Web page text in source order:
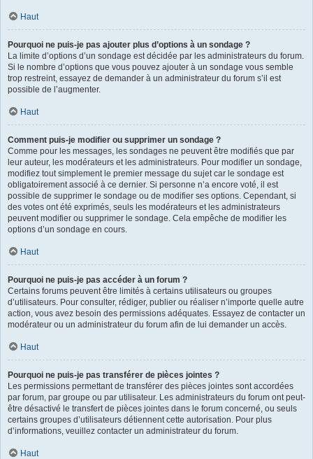
Haut
Pourquoi ne puis-je pas ajouter plus d’options à un sondage ?
La limite d’options d’un sondage est décidée par les administrateurs du forum.
Si le nombre d’options que vous pouvez ajouter à un sondage vous semble
trop restreint, essayez de demander à un administrateur du forum s’il est
possible de l’augmenter.
Haut
Comment puis-je modifier ou supprimer un sondage ?
Comme pour les messages, les sondages ne peuvent être modifiés que par
leur auteur, les modérateurs et les administrateurs. Pour modifier un sondage,
modifiez tout simplement le premier message du sujet car le sondage est
obligatoirement associé à ce dernier. Si personne n’a encore voté, il est
possible de supprimer le sondage ou de modifier ses options. Cependant, si
des votes ont été exprimés, seuls les modérateurs et les administrateurs
peuvent modifier ou supprimer le sondage. Cela empêche de modifier les
options d’un sondage en cours.
Haut
Pourquoi ne puis-je pas accéder à un forum ?
Certains forums peuvent être limités à certains utilisateurs ou groupes
d’utilisateurs. Pour consulter, rédiger, publier ou réaliser n’importe quelle autre
action, vous avez besoin des permissions adéquates. Essayez de contacter un
modérateur ou un administrateur du forum afin de lui demander un accès.
Haut
Pourquoi ne puis-je pas transférer de pièces jointes ?
Les permissions permettant de transférer des pièces jointes sont accordées
par forum, par groupe ou par utilisateur. Les administrateurs du forum ont peut-
être désactivé le transfert de pièces jointes dans le forum concerné, ou seuls
certains groupes d’utilisateurs détiennent cette autorisation. Pour plus
d’informations, veuillez contacter un administrateur du forum.
Haut